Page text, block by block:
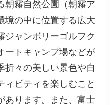
朝霧自然公園（朝霧ア
境の中に位置する広大
ジャンボリーゴルフク
ートキャンプ場などが
折々の美しい景色や自
ィビティを楽しむこと
あります。また、富士